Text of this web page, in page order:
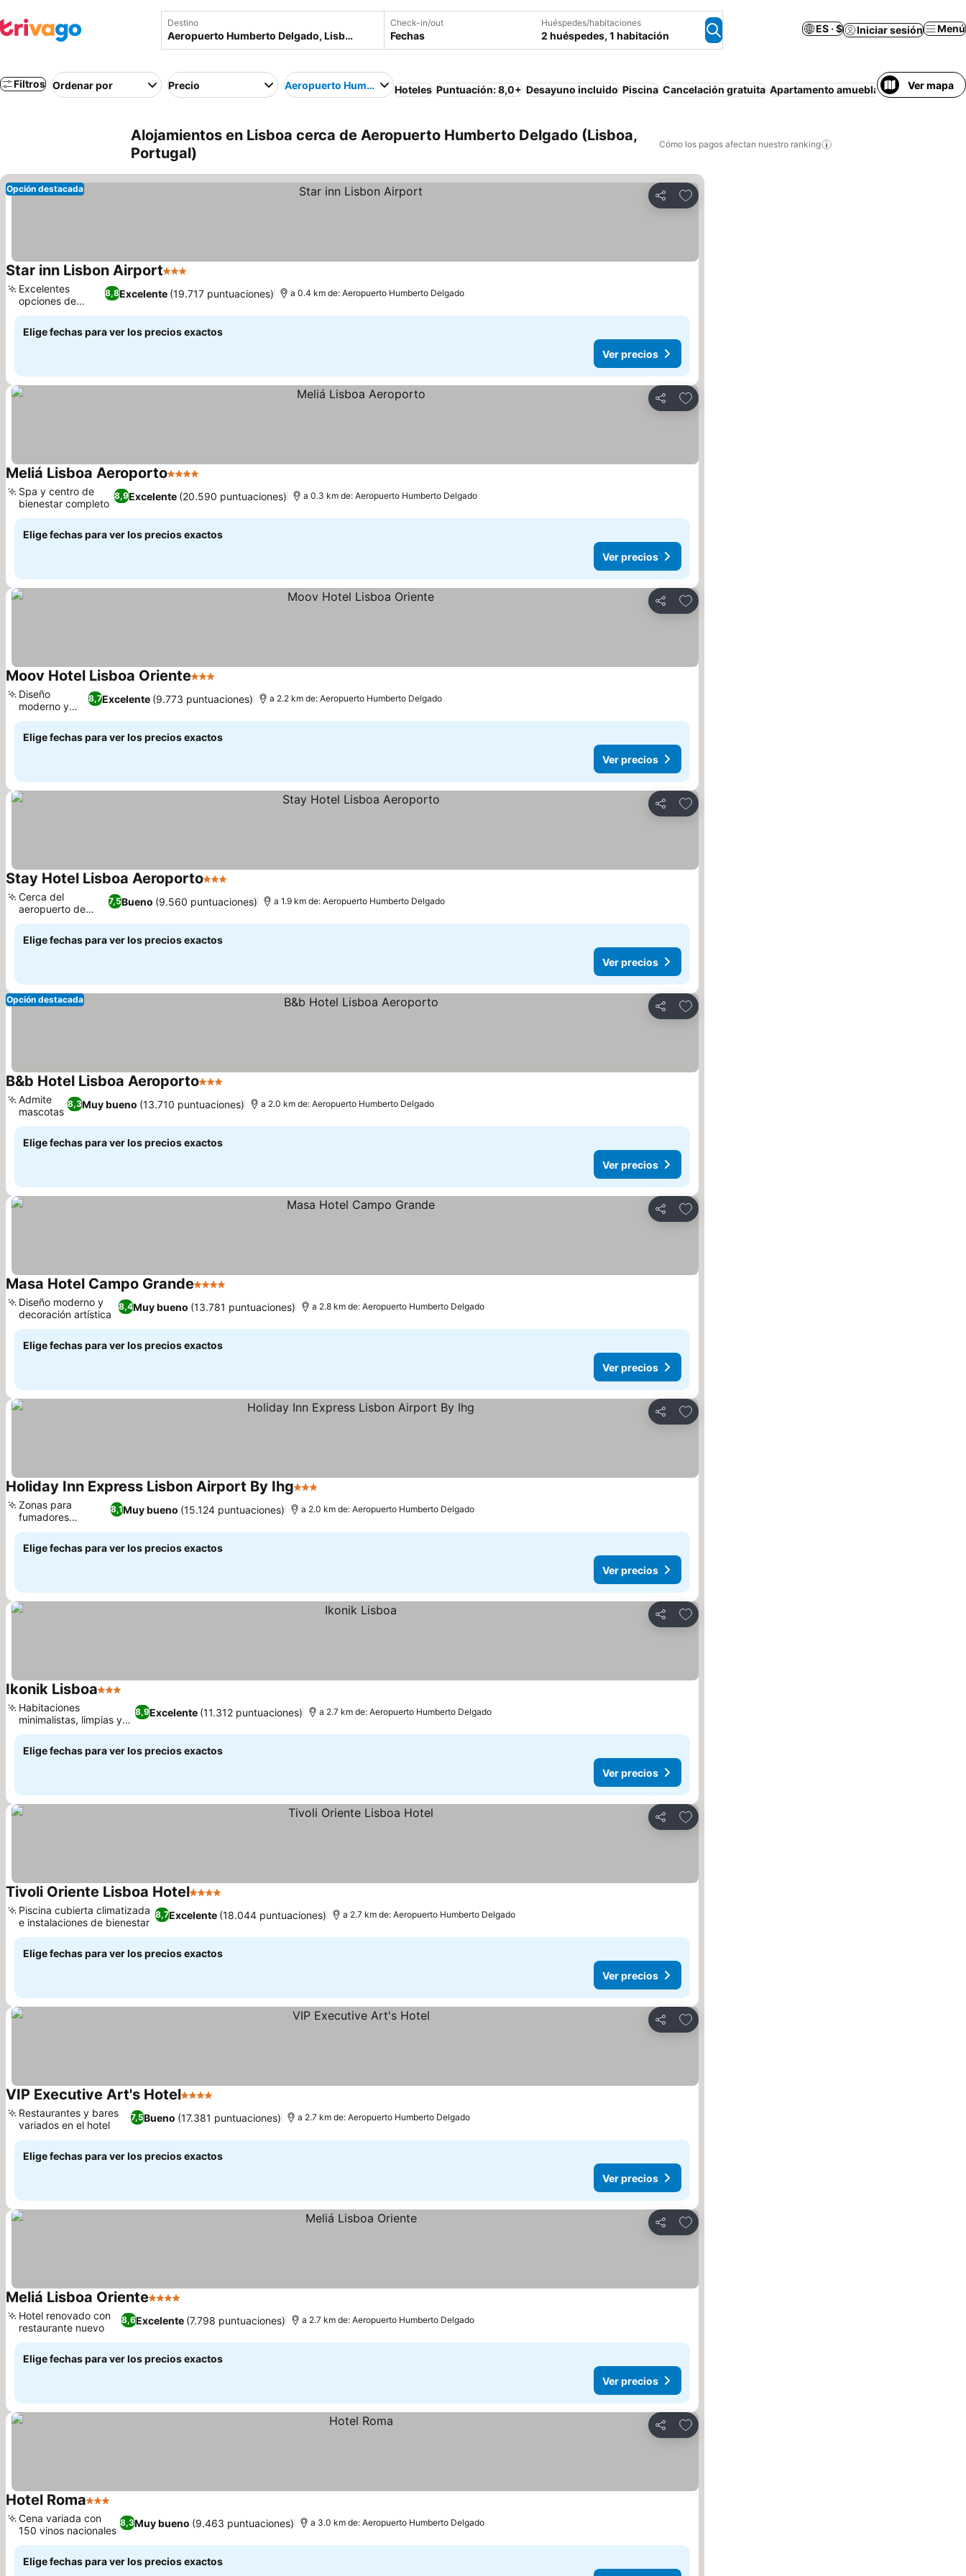
Destino Check-in/out
Fechas
Huéspedes/habitaciones
2 huéspedes, 1 habitación
ES · $ Iniciar sesión Menú
Filtros Ordenar por Precio Aeropuerto Humberto Delgado
Hoteles Puntuación: 8,0+ Desayuno incluido Piscina Cancelación gratuita Apartamento amueblado AireVer mapa
Alojamientos en Lisboa cerca de Aeropuerto Humberto Delgado (Lisboa,
Portugal)
Cómo los pagos afectan nuestro ranking
Compartir
Agregar a favoritos
Opción destacada
Star inn Lisbon Airport3 Estrellas
8,8Excelente (19.717 puntuaciones)
Excelentes
opciones de
comida
a 0.4 km de: Aeropuerto Humberto Delgado
Elige fechas para ver los precios exactos
Ver precios
Compartir
Agregar a favoritos
Meliá Lisboa Aeroporto4 Estrellas
8,9Excelente (20.590 puntuaciones)
Spa y centro de
bienestar completo
a 0.3 km de: Aeropuerto Humberto Delgado
Elige fechas para ver los precios exactos
Ver precios
Compartir
Agregar a favoritos
Moov Hotel Lisboa Oriente3 Estrellas
8,7Excelente (9.773 puntuaciones)
Diseño
moderno y
limpio
a 2.2 km de: Aeropuerto Humberto Delgado
Elige fechas para ver los precios exactos
Ver precios
Compartir
Agregar a favoritos
Stay Hotel Lisboa Aeroporto3 Estrellas
7,5Bueno (9.560 puntuaciones)
Cerca del
aeropuerto de
Lisboa
a 1.9 km de: Aeropuerto Humberto Delgado
Elige fechas para ver los precios exactos
Ver precios
Compartir
Agregar a favoritos
Opción destacada
B&b Hotel Lisboa Aeroporto3 Estrellas
8,3Muy bueno (13.710 puntuaciones)
Admite
mascotas
a 2.0 km de: Aeropuerto Humberto Delgado
Elige fechas para ver los precios exactos
Ver precios
Compartir
Agregar a favoritos
Masa Hotel Campo Grande4 Estrellas
8,4Muy bueno (13.781 puntuaciones)
Diseño moderno y
decoración artística
a 2.8 km de: Aeropuerto Humberto Delgado
Elige fechas para ver los precios exactos
Ver precios
Compartir
Agregar a favoritos
Holiday Inn Express Lisbon Airport By Ihg3 Estrellas
8,1Muy bueno (15.124 puntuaciones)
Zonas para
fumadores
específicas
a 2.0 km de: Aeropuerto Humberto Delgado
Elige fechas para ver los precios exactos
Ver precios
Compartir
Agregar a favoritos
Ikonik Lisboa3 Estrellas
8,9Excelente (11.312 puntuaciones)
Habitaciones
minimalistas, limpias y
cómodas
a 2.7 km de: Aeropuerto Humberto Delgado
Elige fechas para ver los precios exactos
Ver precios
Compartir
Agregar a favoritos
Tivoli Oriente Lisboa Hotel4 Estrellas
8,7Excelente (18.044 puntuaciones)
Piscina cubierta climatizada
e instalaciones de bienestar
a 2.7 km de: Aeropuerto Humberto Delgado
Elige fechas para ver los precios exactos
Ver precios
Compartir
Agregar a favoritos
VIP Executive Art's Hotel4 Estrellas
7,5Bueno (17.381 puntuaciones)
Restaurantes y bares
variados en el hotel
a 2.7 km de: Aeropuerto Humberto Delgado
Elige fechas para ver los precios exactos
Ver precios
Compartir
Agregar a favoritos
Meliá Lisboa Oriente4 Estrellas
8,6Excelente (7.798 puntuaciones)
Hotel renovado con
restaurante nuevo
a 2.7 km de: Aeropuerto Humberto Delgado
Elige fechas para ver los precios exactos
Ver precios
Compartir
Agregar a favoritos
Hotel Roma3 Estrellas
8,3Muy bueno (9.463 puntuaciones)
Cena variada con
150 vinos nacionales
a 3.0 km de: Aeropuerto Humberto Delgado
Elige fechas para ver los precios exactos